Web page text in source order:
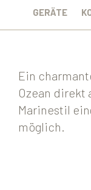
GERÄTE
Ein
Ozean direkt
Marinestil
möglich.